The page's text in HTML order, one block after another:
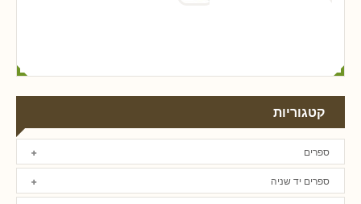
קטגוריות
ספרים
ספרים יד שניה